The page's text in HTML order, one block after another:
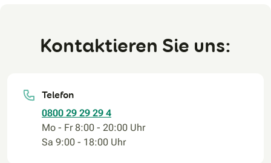
Kontaktieren Sie uns:
Telefon
0800 29 29 29 4
Mo - Fr 8:00 - 20:00 Uhr
Sa 9:00 - 18:00 Uhr